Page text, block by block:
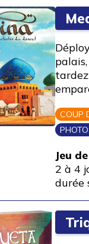
COUP
Jeu
2 à 4
durée